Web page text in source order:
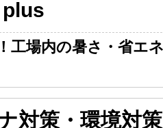
工場内の暑さ・省エ
対策・環境対